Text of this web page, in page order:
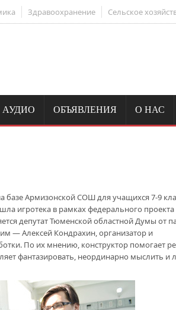
Здравоохранение Сельское
АУДИО ОБЪЯВЛЕНИЯ О НАС
базе Армизонской СОШ для учащихся 7-9
игротека в рамках федерального проекта
депутат Тюменской областной Думы от
— Алексей Кондрахин, организатор и
По их мнению, конструктор помогает
фантазировать, неординарно мыслить и